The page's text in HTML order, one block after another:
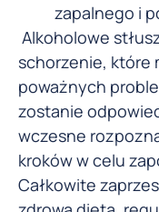
zapalnego i
Alkoholowe
schorzenie, które
poważnych
zostanie
wczesne
kroków w celu
Całkowite